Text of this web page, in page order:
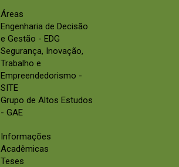
Áreas
Engenharia de Decisão
e Gestão - EDG
Segurança, Inovação,
Trabalho e
Empreendedorismo -
SITE
Grupo de Altos Estudos
- GAE
Informações
Acadêmicas
Teses